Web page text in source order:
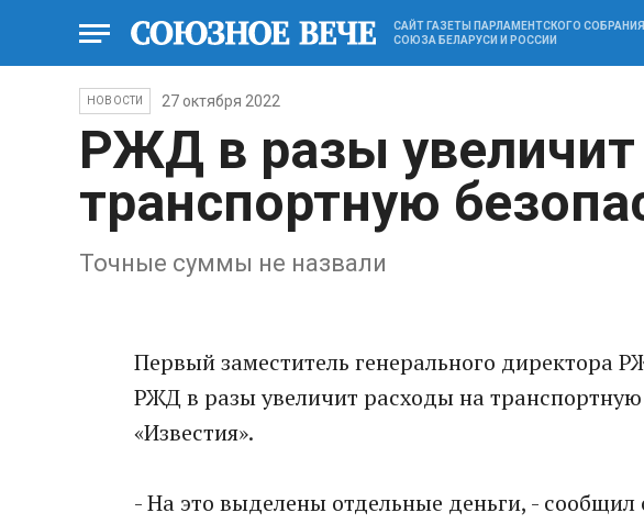
САЙТ ГАЗЕТЫ ПАРЛАМЕНТСКОГО СОБРАНИЯ
СОЮЗА БЕЛАРУСИ И РОССИИ
НОВОСТИ 27 октября 2022
РЖД в разы
транспортную
Точные суммы не назвали
Первый заместитель генерального директора
РЖД в разы увеличит расходы на транспортную
«Известия».
- На это выделены отдельные деньги, - сообщил